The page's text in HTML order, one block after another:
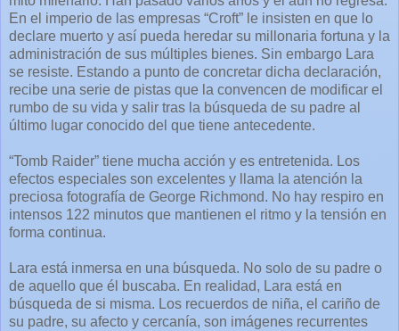
En el imperio de las empresas “Croft” le insisten en que lo
declare muerto y así pueda heredar su millonaria fortuna y la
administración de sus múltiples bienes. Sin embargo Lara
se resiste. Estando a punto de concretar dicha declaración,
recibe una serie de pistas que la convencen de modificar el
rumbo de su vida y salir tras la búsqueda de su padre al
último lugar conocido del que tiene antecedente.
“Tomb Raider” tiene mucha acción y es entretenida. Los
efectos especiales son excelentes y llama la atención la
preciosa fotografía de George Richmond. No hay respiro en
intensos 122 minutos que mantienen el ritmo y la tensión en
forma continua.
Lara está inmersa en una búsqueda. No solo de su padre o
de aquello que él buscaba. En realidad, Lara está en
búsqueda de si misma. Los recuerdos de niña, el cariño de
su padre, su afecto y cercanía, son imágenes recurrentes